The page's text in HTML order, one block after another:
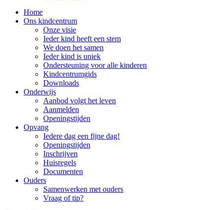
Home
Ons kindcentrum
Onze visie
Ieder kind heeft een stem
We doen het samen
Ieder kind is uniek
Ondersteuning voor alle kinderen
Kindcentrumgids
Downloads
Onderwijs
Aanbod volgt het leven
Aanmelden
Openingstijden
Opvang
Iedere dag een fijne dag!
Openingstijden
Inschrijven
Huisregels
Documenten
Ouders
Samenwerken met ouders
Vraag of tip?